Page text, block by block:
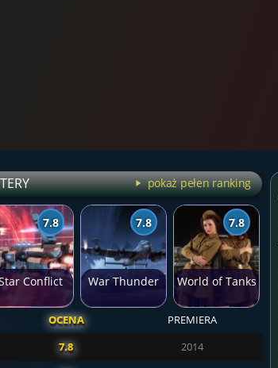
pokaż pełen ranking
7.8
Conflict
7.8
War Thunder
7.8
World of Tanks
OCENA PREMIERA
7.8 2014